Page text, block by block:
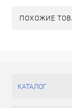
ПОХОЖИЕ
КАТАЛОГ